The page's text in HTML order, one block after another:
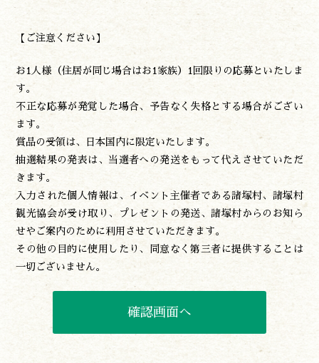
【ご注意ください】
お1人様（住居が同じ場合はお1家族）1回限りの応募といたしま
す。
不正な応募が発覚した場合、予告なく失格とする場合がござい
ます。
賞品の受領は、日本国内に限定いたします。
抽選結果の発表は、当選者への発送をもって代えさせていただ
きます。
入力された個人情報は、イベント主催者である諸塚村、諸塚村
観光協会が受け取り、プレゼントの発送、諸塚村からのお知ら
せやご案内のために利用させていただきます。
その他の目的に使用したり、同意なく第三者に提供することは
一切ございません。